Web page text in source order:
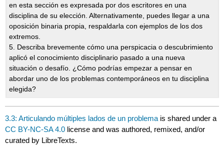
en esta sección es expresada por dos escritores en una
disciplina de su elección. Alternativamente, puedes llegar a una
oposición binaria propia, respaldarla con ejemplos de los dos
extremos.
5. Describa brevemente cómo una perspicacia o descubrimiento
aplicó el conocimiento disciplinario pasado a una nueva
situación o desafío. ¿Cómo podrías empezar a pensar en
abordar uno de los problemas contemporáneos en tu disciplina
elegida?
3.3: Articulando múltiples lados de un problema is shared under a
CC BY-NC-SA 4.0 license and was authored, remixed, and/or
curated by LibreTexts.